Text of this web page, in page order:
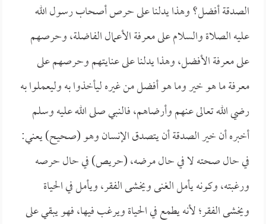
الصدقة أفضل؟ وهذا يدلنا على حرص أصحاب رسول الله
عليه الصلاة والسلام على معرفة الأعمال الفاضلة، وحرصهم
على معرفة الأفضل، وهذا يدلنا على عنايتهم وحرصهم على
معرفة ما هو خير وما هو أفضل من غيره ليأخذوا به وليعملوا به
رضي الله تعالى عنهم وأرضاهم، فالنبي صلى الله عليه وسلم
أخبره أن خير الصدقة أن يتصدق الإنسان وهو (صحيح) يعني:
في حال صحته لا في حال مرضه، (حريص) في حال حرصه
ورغبته، وكونه يأمل الغنى ويخشى الفقر، ويأمل في الحياة
ويخشى الفقر؛ لأنه يطمع في الحياة ويرغب فيها، فهو يبقي على